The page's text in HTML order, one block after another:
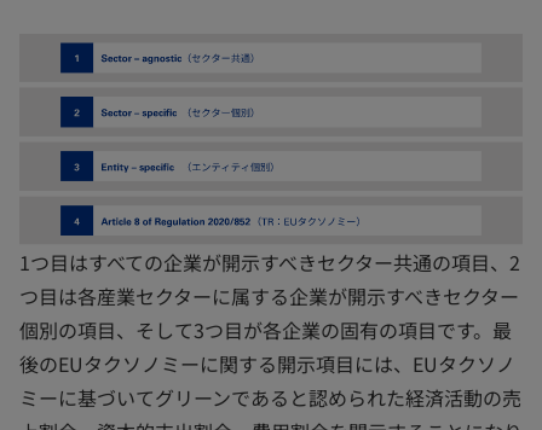
1つ目はすべての企業が開示すべきセクター共通の項目、2
つ目は各産業セクターに属する企業が開示すべきセクター
個別の項目、そして3つ目が各企業の固有の項目です。最
後のEUタクソノミーに関する開示項目には、EUタクソノ
ミーに基づいてグリーンであると認められた経済活動の売